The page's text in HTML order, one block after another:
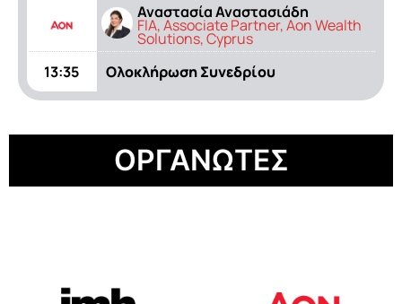
Αναστασία Αναστασιάδη
FIA, Associate Partner, Aon Wealth
Solutions, Cyprus
13:35
Ολοκλήρωση Συνεδρίου
ΟΡΓΑΝΩΤΕΣ